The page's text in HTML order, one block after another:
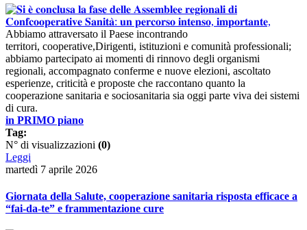
Abbiamo attraversato il Paese incontrando
territori, cooperative,Dirigenti, istituzioni e comunità professionali;
abbiamo partecipato ai momenti di rinnovo degli organismi
regionali, accompagnato conferme e nuove elezioni, ascoltato
esperienze, criticità e proposte che raccontano quanto la
cooperazione sanitaria e sociosanitaria sia oggi parte viva dei sistemi
di cura.
in PRIMO piano
Tag:
N° di visualizzazioni (0)
Leggi
martedì 7 aprile 2026
Giornata della Salute, cooperazione sanitaria risposta efficace a
“fai-da-te” e frammentazione cure